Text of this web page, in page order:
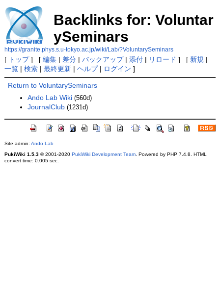
Backlinks for: Voluntar
ySeminars
https://granite.phys.s.u-tokyo.ac.jp/wiki/Lab/?VoluntarySeminars
[ トップ] [ 編集| 差分| バックアップ| 添付| リロード ] [ 新規 |
一覧| 検索| 最終更新| ヘルプ| ログイン ]
Return to VoluntarySeminars
Ando Lab Wiki (560d)
JournalClub (1231d)
Site admin: Ando Lab
PukiWiki 1.5.3© 2001-2020 PukiWiki Development Team. Powered by PHP 7.4.8. HTML
convert time: 0.005 sec.